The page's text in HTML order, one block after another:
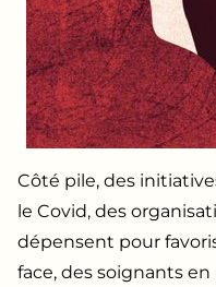
Côté pile, des
le Covid, des
dépensent pour
face, des soignants